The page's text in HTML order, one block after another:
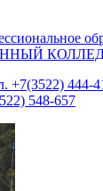
+7(3522) 444-
548-657